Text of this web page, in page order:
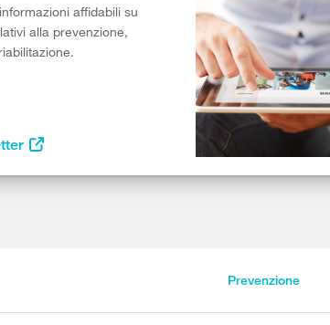
affidabili su
alla prevenzione,
Prevenzione